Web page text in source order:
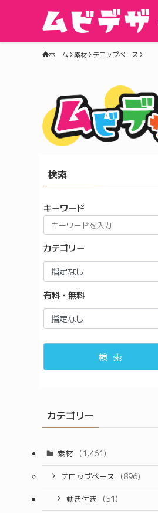
ホーム 素材 テロップベース
検索
キーワード
カテゴリー
有料・無料
検索
カテゴリー
素材 (1,461)
テロップベース
(896)
動き付き
(51)